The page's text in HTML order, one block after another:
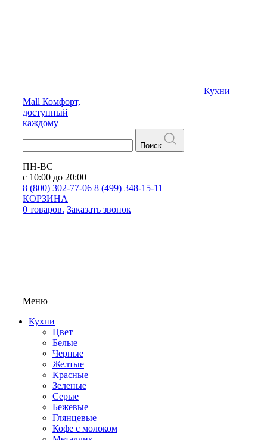
Кухни
Mall Комфорт,
доступный
каждому
Поиск
ПН-ВС
с 10:00 до 20:00
8 (800) 302-77-06 8 (499) 348-15-11
КОРЗИНА
0 товаров. Заказать звонок
Меню
Кухни
Цвет
Белые
Черные
Желтые
Красные
Зеленые
Серые
Бежевые
Глянцевые
Кофе с молоком